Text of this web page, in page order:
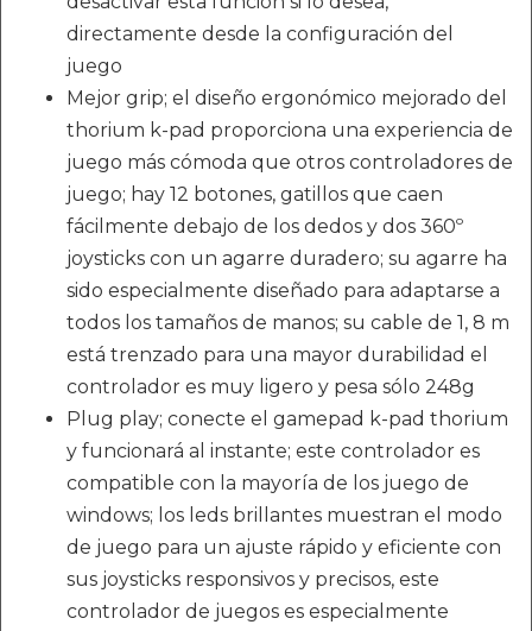
directamente desde la configuración del
juego
Mejor grip; el diseño ergonómico mejorado del
thorium k-pad proporciona una experiencia de
juego más cómoda que otros controladores de
juego; hay 12 botones, gatillos que caen
fácilmente debajo de los dedos y dos 360º
joysticks con un agarre duradero; su agarre ha
sido especialmente diseñado para adaptarse a
todos los tamaños de manos; su cable de 1, 8 m
está trenzado para una mayor durabilidad el
controlador es muy ligero y pesa sólo 248g
Plug play; conecte el gamepad k-pad thorium
y funcionará al instante; este controlador es
compatible con la mayoría de los juego de
windows; los leds brillantes muestran el modo
de juego para un ajuste rápido y eficiente con
sus joysticks responsivos y precisos, este
controlador de juegos es especialmente